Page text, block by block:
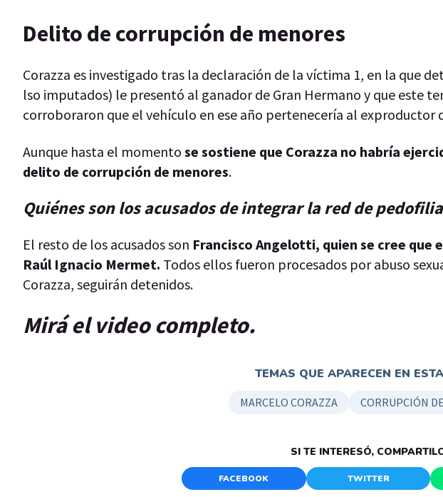
Delito de corrupción de menores
Corazza es investigado tras la declaración de la víctima 1, en la que
lso imputados) le presentó al ganador de Gran Hermano y que este
corroboraron que el vehículo en ese año pertenecería al exproductor
Aunque hasta el momento se sostiene que Corazza no habría
delito de corrupción de menores.
Quiénes son los acusados de integrar la red de pedofilia
El resto de los acusados son Francisco Angelotti, quien se cree que
Raúl Ignacio Mermet. Todos ellos fueron procesados por abuso
Corazza, seguirán detenidos.
Mirá el video completo.
TEMAS QUE APARECEN EN
MARCELO CORAZZA CORRUPCIÓN
SI TE INTERESÓ,
FACEBOOK TWITTER